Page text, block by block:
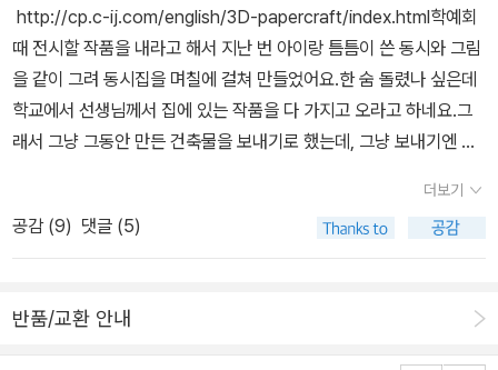
http://cp.c-ij.com/english/3D-papercraft/index.html학예회
때 전시할 작품을 내라고 해서 지난 번 아이랑 틈틈이 쓴 동시와 그림
을 같이 그려 동시집을 며칠에 걸쳐 만들었어요.한 숨 돌렸나 싶은데
학교에서 선생님께서 집에 있는 작품을 다 가지고 오라고 하네요.그
래서 그냥 그동안 만든 건축물을 보내기로 했는데, 그냥 보내기엔 왠
는 사이트에 가시면 제가 만든 건축물들을 프린트해서 사용할 수 있
어요.요즘엔 업데이트된 것도 꽤 많이 있네요. 우리 아이 더 많이 만들
어달라고 하는데 시험 끝나고 하기로 했답니다. 그냥 제가 바빠서 아
세계지도, 지구본을 보면서 세계여행을 했지요. 지도책에 욕심이 좀
많아서 하나 둘 늘어다다보니 꽤 있네요. 각 책마다 특징이 약간씩 달
더보기
공감 (9) 댓글 (5)
반품/교환 안내